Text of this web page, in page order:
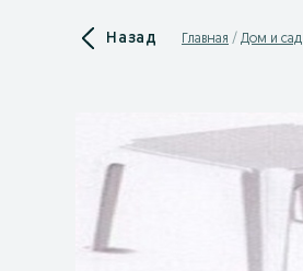
Назад Главная Дом и сад